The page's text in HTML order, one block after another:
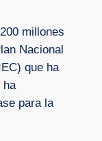
millones
Nacional
que ha
ha
para la